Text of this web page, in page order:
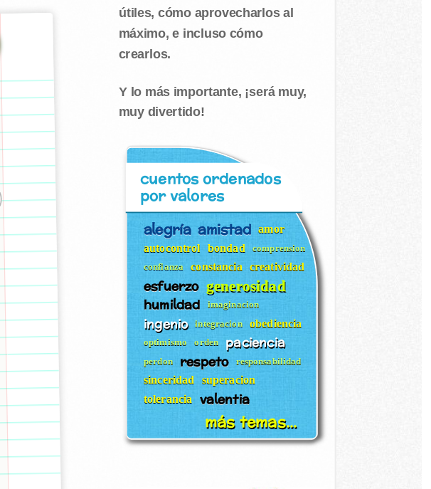
útiles, cómo aprovecharlos al
máximo, e incluso cómo
crearlos.
Y lo más importante, ¡será muy,
muy divertido!
cuentos ordenados
por valores
alegría amistad amor
autocontrol
bondad comprension
confianza constancia creatividad
esfuerzo generosidad
humildad imaginacion
ingenio integracion obediencia
optimismo orden paciencia
perdon respeto responsabilidad
sinceridad
superacion
tolerancia
valentia
más temas...